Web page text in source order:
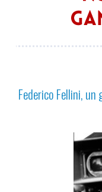
Federico Fellini,